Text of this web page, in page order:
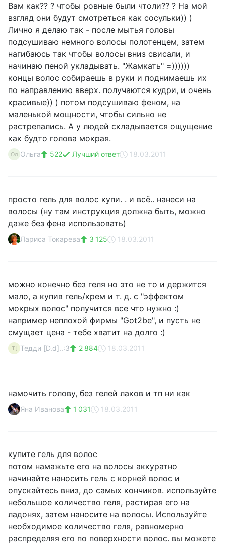
Вам как?? ? чтобы ровные были чтоли?? ? На мой
взгляд они будут смотреться как сосульки)) )
Лично я делаю так - после мытья головы
подсушиваю немного волосы полотенцем, затем
нагибаюсь так чтобы волосы вниз свисали, и
начинаю пеной укладывать. "Жамкать" =))))))
концы волос собираешь в руки и поднимаешь их
по направлению вверх. получаются кудри, и очень
красивые)) ) потом подсушиваю феном, на
маленькой мощности, чтобы сильно не
растрепались. А у людей складывается ощущение
как будто голова мокрая.
Ол Ольга 522 Лучший ответ 18.03.2011
просто гель для волос купи. . и всё.. нанеси на
волосы (ну там инструкция должна быть, можно
даже без фена использовать)
Лариса Токарева 3 125 18.03.2011
можно конечно без геля но это не то и держится
мало, а купив гель/крем и т. д. с "эффектом
мокрых волос" получится все что нужно :)
например неплохой фирмы "Got2be", и пусть не
смущает цена - тебе хватит на долго :)
Т[ Тедди [D.d]..:3 2 884 18.03.2011
намочить голову, без гелей лаков и тп ни как
Яна Иванова 1 031 18.03.2011
купите гель для волос
потом намажьте его на волосы аккуратно
начинайте наносить гель с корней волос и
опускайтесь вниз, до самых кончиков. используйте
небольшое количество геля, растирая его на
ладонях, затем наносите на волосы. Используйте
необходимое количество геля, равномерно
распределяя его по поверхности волос. вы можете